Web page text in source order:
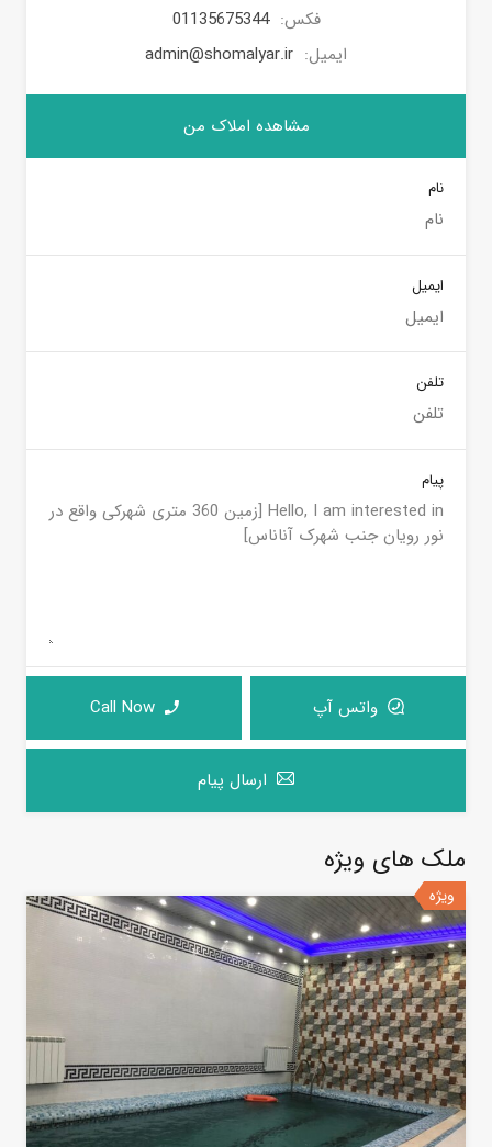
فکس: 01135675344
ایمیل: admin@shomalyar.ir
مشاهده املاک من
نام
ایمیل
تلفن
پیام
واتس آپ Call Now
ارسال پیام
ملک های ویژه
ویژه